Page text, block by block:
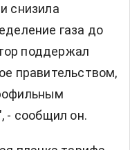
снизила
газа до
поддержал
правительством,
- сообщил он.